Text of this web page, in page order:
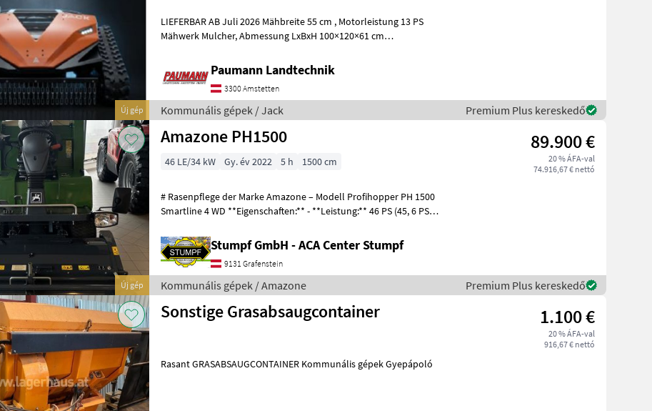
Új gép
LIEFERBAR AB Juli 2026 Mähbreite 55 cm , Motorleistung 13 PS
Mähwerk Mulcher, Abmessung LxBxH 100×120×61 cm
Paumann Landtechnik
3300 Amstetten
Kommunális gépek / Jack Premium Plus kereskedő
Új gép
Amazone PH1500 89.900 €
20 % ÁFA-val
74.916,67 € nettó
46 LE/34 kW Gy. év 2022 5 h 1500 cm
# Rasenpflege der Marke Amazone – Modell Profihopper PH 1500
Smartline 4 WD **Eigenschaften:** - **Leistung:** 46 PS (45, 6 PS
Stumpf GmbH - ACA Center Stumpf
9131 Grafenstein
Kommunális gépek / Amazone Premium Plus kereskedő
Sonstige Grasabsaugcontainer 1.100 €
20 % ÁFA-val
916,67 € nettó
Rasant GRASABSAUGCONTAINER Kommunális gépek Gyepápoló